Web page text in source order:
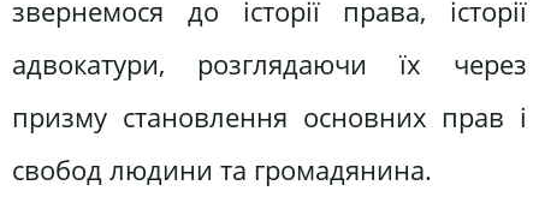
звернемося до історії права, історії
адвокатури, розглядаючи їх через
призму становлення основних прав і
свобод людини та громадянина.